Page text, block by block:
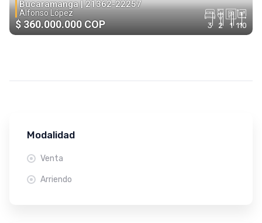
Bucaramanga |21362-22257
Alfonso López
$ 360.000.000 COP 3 2 1 110
Modalidad
Venta
Arriendo